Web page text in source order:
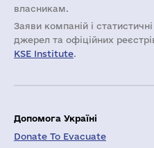
власникам.
Заяви компаній i статистичні
джерел та офіційних
KSE Institute.
Допомога Україні
Donate To Evacuate